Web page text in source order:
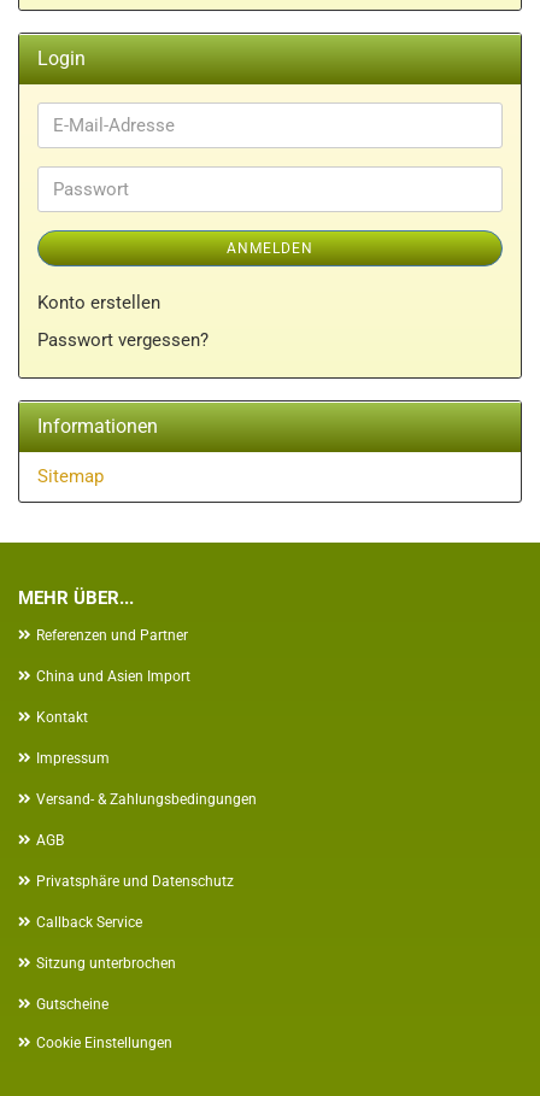
Login
E-
Mail-
Passwort
ANMELDEN
Konto erstellen
Passwort vergessen?
Informationen
Sitemap
MEHR ÜBER...
Referenzen und Partner
China und Asien Import
Kontakt
Impressum
Versand- & Zahlungsbedingungen
AGB
Privatsphäre und Datenschutz
Callback Service
Sitzung unterbrochen
Gutscheine
Cookie Einstellungen